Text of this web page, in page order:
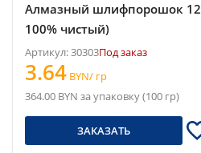
Алмазный шлифпорошок
100% чистый)
Артикул: 30303Под заказ
3.64 BYN/ гр
364.00 BYN за упаковку (100 гр)
ЗАКАЗАТЬ